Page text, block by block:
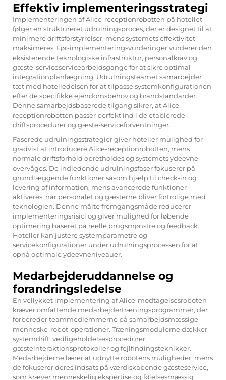
Effektiv implementeringsstrategi
Implementeringen af Alice-receptionrobotten på hotellet
følger en struktureret udrulningsproces, der er designet til at
minimere driftsforstyrrelser, mens systemets effektivitet
maksimeres. Før-implementeringsvurderinger vurderer den
eksisterende teknologiske infrastruktur, personalkrav og
gæste-serviceservicearbejdsgange for at sikre optimal
integrationplanlægning. Udrulningsteamet samarbejder
tæt med hotelledelsen for at tilpasse systemkonfigurationen
efter de specifikke ejendomsbehov og brandstandarder.
Denne samarbejdsbaserede tilgang sikrer, at Alice-
receptionrobotten passer perfekt ind i de etablerede
driftsprocedurer og gæste-serviceforventninger.
Faserede udrulningsstrategier giver hoteller mulighed for
gradvist at introducere Alice-receptionrobotten, mens
normale driftsforhold opretholdes og systemets ydeevne
overvåges. De indledende udrulningsfaser fokuserer på
grundlæggende funktioner såsom hjælp til check-in og
levering af information, mens avancerede funktioner
aktiveres, når personalet og gæsterne bliver fortrolige med
teknologien. Denne målte fremgangsmåde reducerer
implementeringsrisici og giver mulighed for løbende
optimering baseret på reelle brugsmønstre og feedback.
Hoteller kan justere systemparametre og
servicekonfigurationer under udrulningsprocessen for at
opnå optimale ydeevneniveauer.
Medarbejderuddannelse og
forandringsledelse
En vellykket implementering af Alice-modtagelsesroboten
kræver omfattende medarbejdertræningsprogrammer, der
forbereder teammedlemmerne på samarbejdsmæssige
menneske-robot-operationer. Træningsmodulerne dækker
systemdrift, vedligeholdelsesprocedurer,
gæsteinteraktionsprotokoller og fejlfindingsteknikker.
Medarbejderne lærer at udnytte robotens muligheder, mens
de fokuserer deres indsats på værdiskabende gæsteservice,
som kræver menneskelig ekspertise og følelsesmæssig